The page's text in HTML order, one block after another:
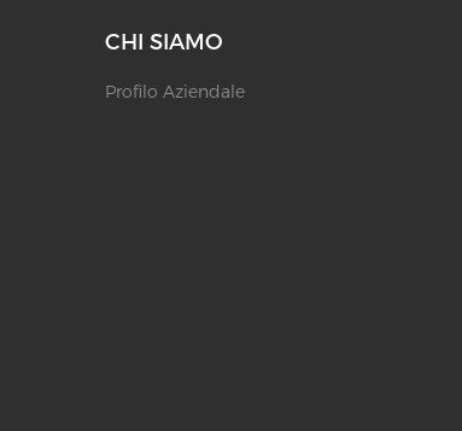
CHI SIAMO
Profilo Aziendale